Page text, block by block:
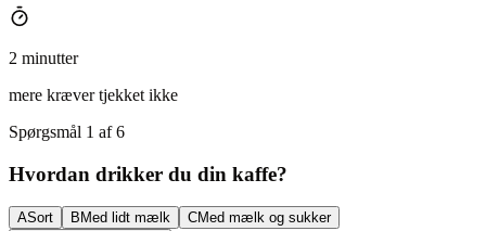
2 minutter
mere kræver tjekket ikke
Spørgsmål 1 af 6
Hvordan drikker du din kaffe?
ASort B Med lidt mælk CMed mælk og sukker